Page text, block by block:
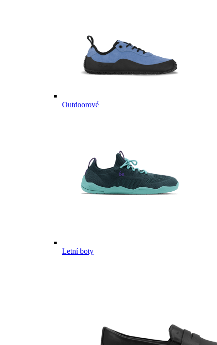
Outdoorové
Letní boty